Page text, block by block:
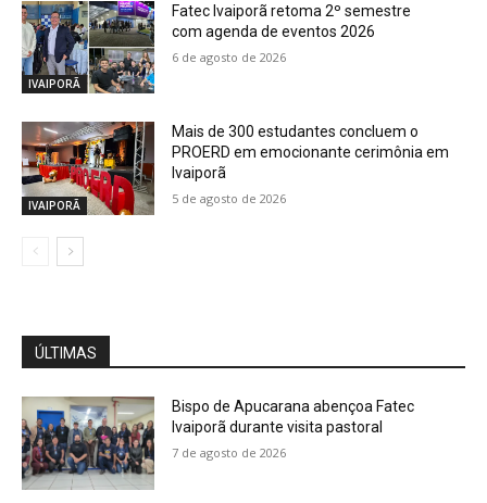
IVAIPORÃ
Fatec Ivaiporã retoma 2º semestre
com agenda de eventos 2026
6 de agosto de 2026
IVAIPORÃ
Mais de 300 estudantes concluem o
PROERD em emocionante cerimônia em
Ivaiporã
5 de agosto de 2026
ÚLTIMAS
Bispo de Apucarana abençoa Fatec
Ivaiporã durante visita pastoral
7 de agosto de 2026